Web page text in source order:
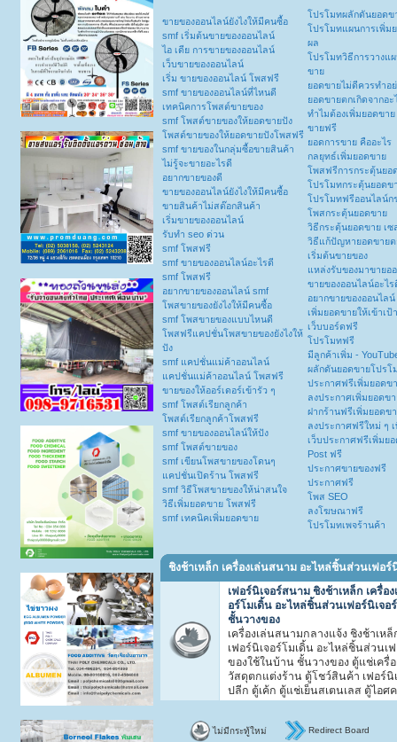
ขายของออนไลน์ยังไงให้มีคนซื้อ
smf เริ่มต้นขายของออนไลน์
ไอ เดีย การขายของออนไลน์
เว็บขายของออนไลน์
เริ่ม ขายของออนไลน์ โพสฟรี
smf ขายของออนไลน์ที่ไหนดี
เทคนิคการโพสต์ขายของ
smf โพสต์ขายของให้ยอดขายปัง
โพสต์ขายของให้ยอดขายปังโพสฟรี
smf ขายของในกลุ่มซื้อขายสินค้า
ไม่รู้จะขายอะไรดี
อยากขายของดี
ขายของออนไลน์ยังไงให้มีคนซื้อ
ขายสินค้าไม่สต๊อกสินค้า
เริ่มขายของออนไลน์
รับทำ seo ด่วน
smf โพสฟรี
smf ขายของออนไลน์อะไรดี
smf โพสฟรี
อยากขายของออนไลน์ smf
โพสขายของยังไงให้มีคนซื้อ
smf โพสขายของแบบไหนดี
โพสฟรีแคปชั่นโพสขายของยังไงให้
ปัง
smf แคปชั่นแม่ค้าออนไลน์
แคปชั่นแม่ค้าออนไลน์ โพสฟรี
ขายของให้ออร์เดอร์เข้ารัว ๆ
smf โพสต์เรียกลูกค้า
โพสต์เรียกลูกค้าโพสฟรี
smf ขายของออนไลน์ให้ปัง
smf โพสต์ขายของ
smf เขียนโพสขายของโดนๆ
แคปชั่นเปิดร้าน โพสฟรี
smf วิธีโพสขายของให้น่าสนใจ
วิธีเพิ่มยอดขาย โพสฟรี
smf เทคนิคเพิ่มยอดขาย
โปรโมทผลักดันยอดข
โปรโมทแผนการเพิ่ม
ผล
โปรโมทวิธีการวางแ
ขาย
ยอดขายไม่ดีควรทำอย่
ยอดขายตกเกิดจากอะ
ทำไมต้องเพิ่มยอดขาย
ขายฟรี
ยอดการขาย คืออะไร
กลยุทธ์เพิ่มยอดขาย
โพสฟรีการกระตุ้นยอ
โปรโมทกระตุ้นยอดข
โปรโมทฟรีออนไลน์ก
โพสกระตุ้นยอดขาย
วิธีกระตุ้นยอดขาย เซ
วิธีแก้ปัญหายอดขายต
เริ่มต้นขายของ
แหล่งรับของมาขายอ
ขายของออนไลน์อะไร
อยากขายของออนไลน์
เพิ่มยอดขายให้เข้าเป้า
เว็บบอร์ดฟรี
โปรโมทฟรี
มีลูกค้าเพิ่ม -
ผลักดันยอดขายโปรโ
ประกาศฟรีเพิ่มยอดข
ลงประกาศเพิ่มยอดข
ฝากร้านฟรีเพิ่มยอดข
ลงประกาศฟรีใหม่ ๆ
เว็บประกาศฟรีเพิ่มย
Post ฟรี
ประกาศขายของฟรี
ประกาศฟรี
โพส SEO
ลงโฆษณาฟรี
โปรโมทเพจร้านค้า
ชิงช้าเหล็ก เครื่องเล่นสนาม อะไหล่ชิ้นส่วนเฟอ
เฟอร์นิเจอร์สนาม ชิงช้าเหล็ก เครื่อง
อร์โมเดิ้น อะไหล่ชิ้นส่วนเฟอร์นิเจอ
ชั้นวางของ
เครื่องเล่นสนามกลางแจ้ง ชิงช้าเหล็
เฟอร์นิเจอร์โมเดิ้น อะไหล่ชิ้นส่วนเ
ของใช้ในบ้าน ชั้นวางของ ตู้แช่เครื่
วัสดุตกแต่งร้าน ตู้โชว์สินค้า เฟอร์นิ
ปลีก ตู้เค้ก ตู้แช่เย็นสเตนเลส ตู้ไอศ
ไม่มีกระทู้ใหม่ Redirect Board